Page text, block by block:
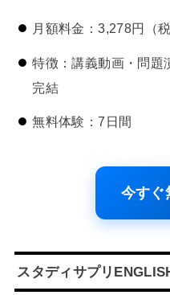
月額料金：3,278円（税
特徴：講義動画・問題
完結
無料体験：7日間
今すぐ
スタディサプリ